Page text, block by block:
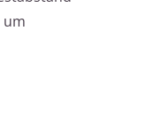
um